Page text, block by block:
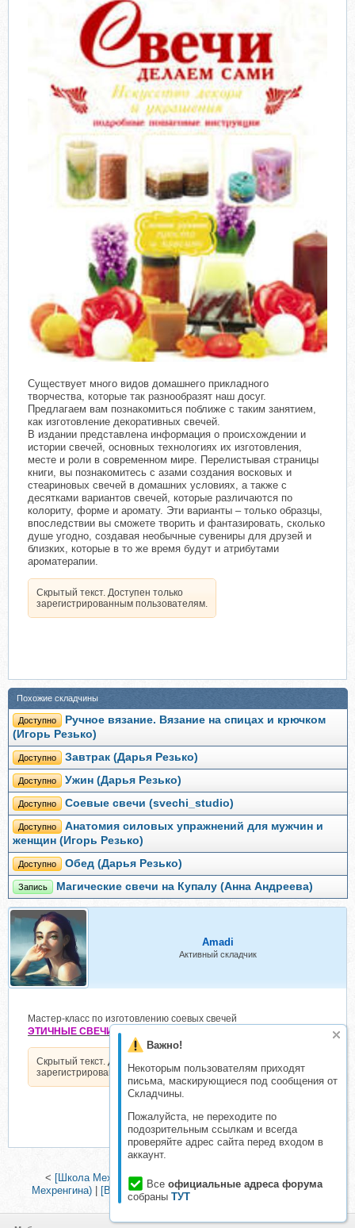
Важно!
Некоторым пользователям приходят
письма, маскирующиеся под сообщения от
Складчины.
Пожалуйста, не переходите по
подозрительным ссылкам и всегда
проверяйте адрес сайта перед входом в
аккаунт.
Все официальные адреса форума
собраны ТУТ
Существует много видов домашнего прикладного
творчества, которые так разнообразят наш досуг.
Предлагаем вам познакомиться поближе с таким занятием,
как изготовление декоративных свечей.
В издании представлена информация о происхождении и
истории свечей, основных технологиях их изготовления,
месте и роли в современном мире. Перелистывая страницы
книги, вы познакомитесь с азами создания восковых и
стеариновых свечей в домашних условиях, а также с
десятками вариантов свечей, которые различаются по
колориту, форме и аромату. Эти варианты – только образцы,
впоследствии вы сможете творить и фантазировать, сколько
душе угодно, создавая необычные сувениры для друзей и
близких, которые в то же время будут и атрибутами
ароматерапии.
Скрытый текст. Доступен только
зарегистрированным пользователям.
Похожие складчины
Доступно
Ручное вязание. Вязание на спицах и крючком
(Игорь Резько)
Доступно Завтрак (Дарья Резько)
Доступно Ужин (Дарья Резько)
Доступно Соевые свечи (svechi_studio)
Доступно
Анатомия силовых упражнений для мужчин и
женщин (Игорь Резько)
Доступно Обед (Дарья Резько)
Запись Магические свечи на Купалу (Анна Андреева)
Amadi
Активный складчик
Мастер-класс по изготовлению соевых свечей
ЭТИЧНЫЕ СВЕЧИ
Скрытый текст. Доступен только
зарегистрированным пользователям.
< [Школа Мехенди Акрилом] Роспись свечей (Валерия
Мехренгина)| [Bazana] Ботаника в свете (Ангелина Базан)>